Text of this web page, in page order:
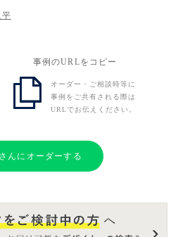
事例のURLをコピー
オーダー・ご相談時等に
事例をご共有される際は
URLでお伝えください。
んにオーダーする